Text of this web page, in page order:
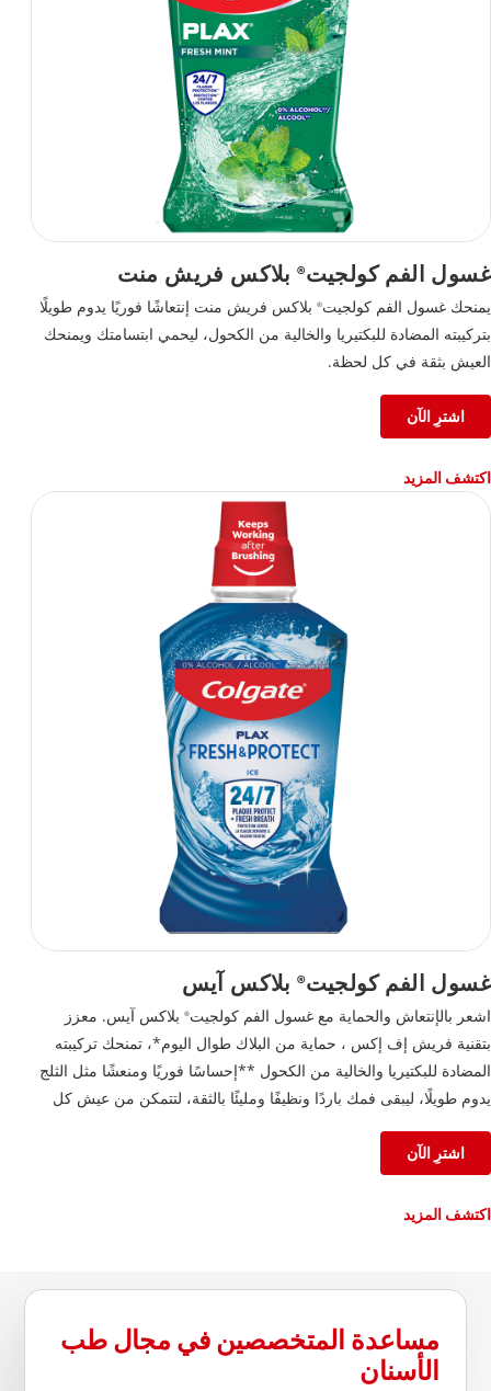
غسول الفم كولجيت®بلاكس فريش منت
يمنحك غسول الفم كولجيت® بلاكس فريش منت إنتعاشًا فوريًا يدوم طويلًا
بتركيبته المضادة للبكتيريا والخالية من الكحول، ليحمي ابتسامتك ويمنحك
العيش بثقة في كل لحظة.
اشترِ الآن
اكتشف المزيد
غسول الفم كولجيت®بلاكس آيس
اشعر بالإنتعاش والحماية مع غسول الفم كولجيت® بلاكس آيس. معزز
بتقنية فريش إف إكس ، حماية من البلاك طوال اليوم*، تمنحك تركيبته
المضادة للبكتيريا والخالية من الكحول **إحساسًا فوريًا ومنعشًا مثل الثلج
يدوم طويلًا، ليبقى فمك باردًا ونظيفًا ومليئًا بالثقة، لتتمكن من عيش كل
اشترِ الآن
اكتشف المزيد
مساعدة المتخصصين في مجال طب
الأسنان